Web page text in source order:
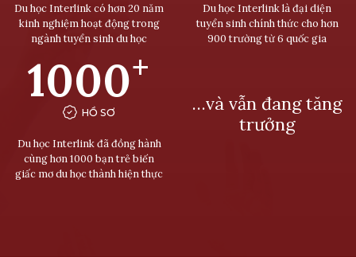
Du học Interlink có hơn 20 năm
kinh nghiệm hoạt động trong
ngành tuyển sinh du học
Du học Interlink là đại diện
tuyển sinh chính thức cho hơn
900 trường từ 6 quốc gia
1000+
HỒ SƠ
Du học Interlink đã đồng hành
cùng hơn 1000 bạn trẻ biến
giấc mơ du học thành hiện thực
…và vẫn đang tăng
trưởng